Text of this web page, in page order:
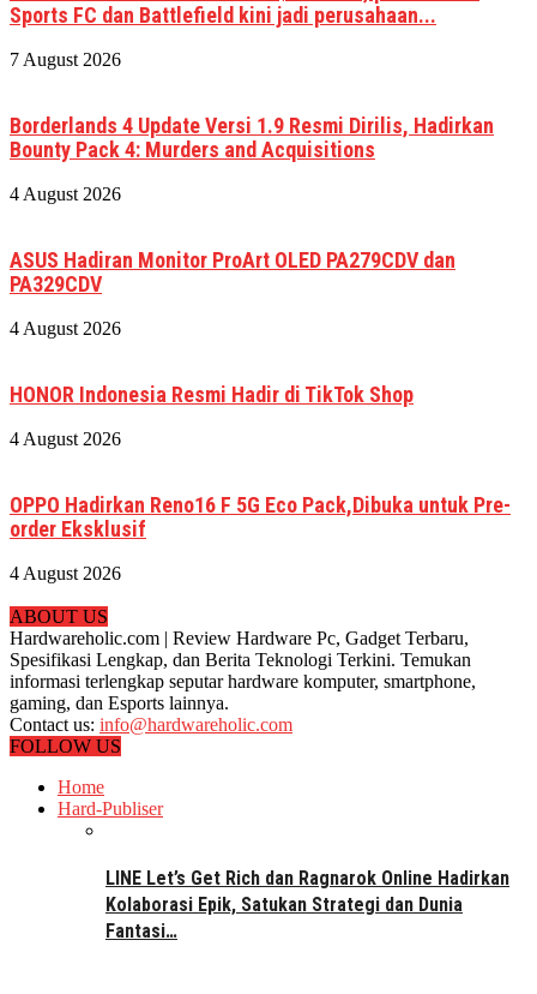
Sports FC dan Battlefield kini jadi perusahaan...
7 August 2026
Borderlands 4 Update Versi 1.9 Resmi Dirilis, Hadirkan
Bounty Pack 4: Murders and Acquisitions
4 August 2026
ASUS Hadiran Monitor ProArt OLED PA279CDV dan
PA329CDV
4 August 2026
HONOR Indonesia Resmi Hadir di TikTok Shop
4 August 2026
OPPO Hadirkan Reno16 F 5G Eco Pack,Dibuka untuk Pre-
order Eksklusif
4 August 2026
ABOUT US
Hardwareholic.com | Review Hardware Pc, Gadget Terbaru,
Spesifikasi Lengkap, dan Berita Teknologi Terkini. Temukan
informasi terlengkap seputar hardware komputer, smartphone,
gaming, dan Esports lainnya.
Contact us: info@hardwareholic.com
FOLLOW US
Home
Hard-Publiser
LINE Let’s Get Rich dan Ragnarok Online Hadirkan
Kolaborasi Epik, Satukan Strategi dan Dunia
Fantasi…